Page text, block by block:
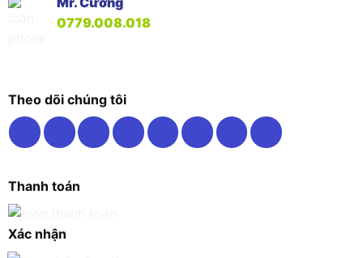
0779.008.018
Theo dõi chúng tôi
Thanh toán
Xác nhận